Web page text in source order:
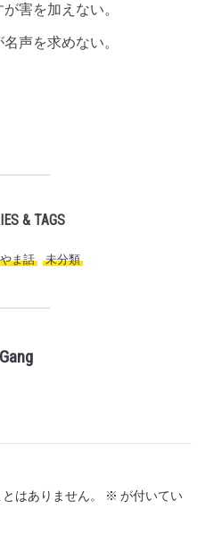
害を加えない。
声を求めない。
& TAGS
ま話 未分類
はありません。 ※ が付いてい